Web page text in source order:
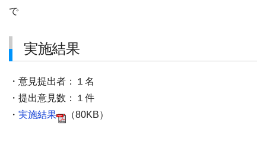
で
実施結果
・意見提出者：１名
・提出意見数：１件
・ 実施結果 （80KB）